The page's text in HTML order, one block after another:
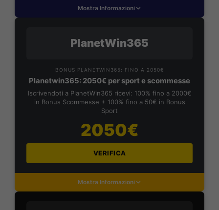
Mostra Informazioni
PlanetWin365
BONUS PLANETWIN365: FINO A 2050€
Planetwin365: 2050€ per sport e scommesse
Iscrivendoti a PlanetWin365 ricevi: 100% fino a 2000€
in Bonus Scommesse + 100% fino a 50€ in Bonus
Sport
2050€
VERIFICA
Mostra Informazioni